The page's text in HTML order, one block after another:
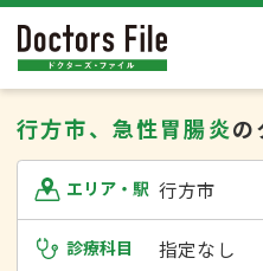
行方市、急性胃腸炎の
エリア・駅 行方市
診療科目 指定なし